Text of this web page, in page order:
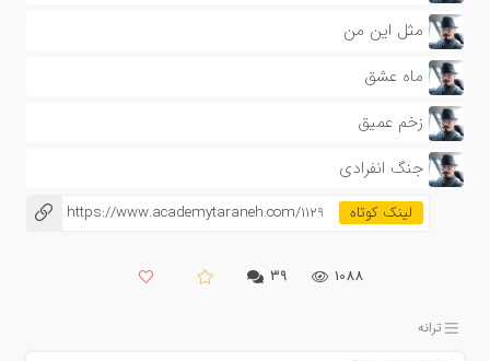
مثل این من
ماه عشق
زخم عمیق
جنگ انفرادی
https://www.academytaraneh.com/1129
1088 ۳۹
ترانه